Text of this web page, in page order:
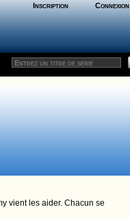
Inscription Connexion
vient les aider. Chacun se